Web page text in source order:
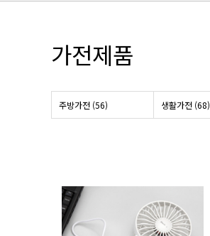
가전제품
주방가전 (56) 생활가전 (68)